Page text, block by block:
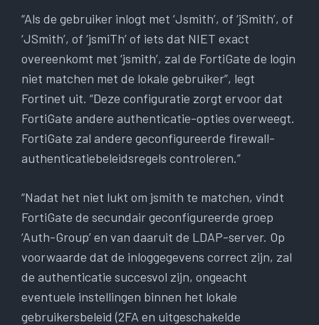
“Als de gebruiker inlogt met ‘Jsmith’, of ‘jSmith’, of
‘JSmith’, of ‘jsmiTh’ of iets dat NIET exact
overeenkomt met ‘jsmith’, zal de FortiGate de login
niet matchen met de lokale gebruiker”, legt
Fortinet uit. “Deze configuratie zorgt ervoor dat
FortiGate andere authenticatie-opties overweegt.
FortiGate zal andere geconfigureerde firewall-
authenticatiebeleidsregels controleren.”
“Nadat het niet lukt om jsmith te matchen, vindt
FortiGate de secundair geconfigureerde groep
‘Auth-Group’ en van daaruit de LDAP-server. Op
voorwaarde dat de inloggegevens correct zijn, zal
de authenticatie succesvol zijn, ongeacht
eventuele instellingen binnen het lokale
gebruikersbeleid (2FA en uitgeschakelde